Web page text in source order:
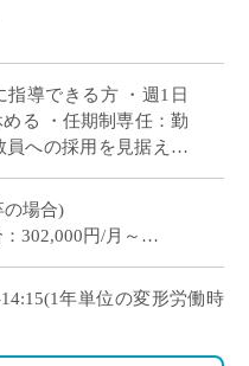
導できる方 ・週1日
る ・任期制専任：勤
への採用を見据えた
の場合)
302,000円/月～
ヶ月＋260,000円)
、労災保険
年単位の変形労働時